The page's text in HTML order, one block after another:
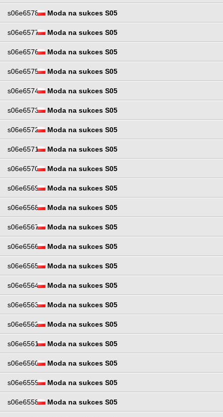
s06e6578 Moda na sukces S05
s06e6577 Moda na sukces S05
s06e6576 Moda na sukces S05
s06e6575 Moda na sukces S05
s06e6574 Moda na sukces S05
s06e6573 Moda na sukces S05
s06e6572 Moda na sukces S05
s06e6571 Moda na sukces S05
s06e6570 Moda na sukces S05
s06e6569 Moda na sukces S05
s06e6568 Moda na sukces S05
s06e6567 Moda na sukces S05
s06e6566 Moda na sukces S05
s06e6565 Moda na sukces S05
s06e6564 Moda na sukces S05
s06e6563 Moda na sukces S05
s06e6562 Moda na sukces S05
s06e6561 Moda na sukces S05
s06e6560 Moda na sukces S05
s06e6559 Moda na sukces S05
s06e6558 Moda na sukces S05